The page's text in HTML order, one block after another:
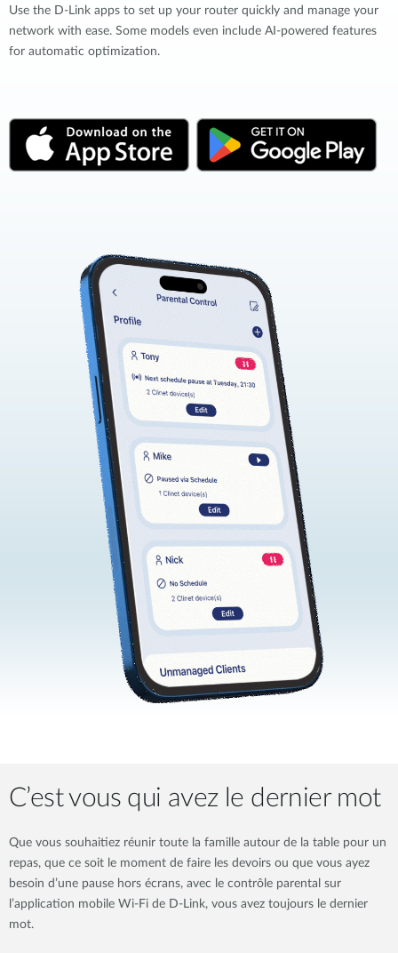
Use the D-Link apps to set up your router quickly and manage your
network with ease. Some models even include AI-powered features
for automatic optimization.
C’est vous qui avez le dernier mot
Que vous souhaitiez réunir toute la famille autour de la table pour un
repas, que ce soit le moment de faire les devoirs ou que vous ayez
besoin d’une pause hors écrans, avec le contrôle parental sur
l’application mobile Wi-Fi de D-Link, vous avez toujours le dernier
mot.